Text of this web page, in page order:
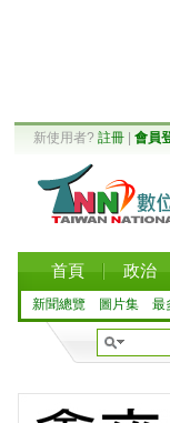
新使用者? 註冊 會員
首頁 政治
新聞總覽 圖片集 最